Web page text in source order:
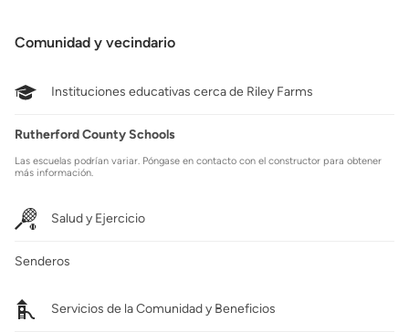
Comunidad y vecindario
Instituciones educativas cerca de Riley Farms
Rutherford County Schools
Las escuelas podrían variar. Póngase en contacto con el constructor para obtener
más información.
Salud y Ejercicio
Senderos
Servicios de la Comunidad y Beneficios